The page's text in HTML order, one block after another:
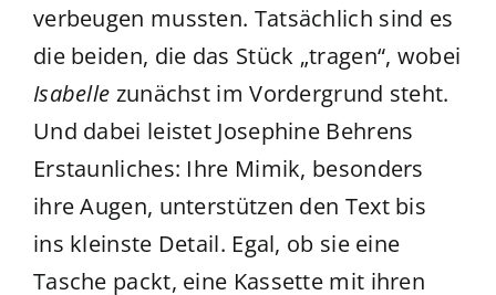
verbeugen mussten. Tatsächlich sind es
die beiden, die das Stück „tragen“, wobei
Isabelle zunächst im Vordergrund steht.
Und dabei leistet Josephine Behrens
Erstaunliches: Ihre Mimik, besonders
ihre Augen, unterstützen den Text bis
ins kleinste Detail. Egal, ob sie eine
Tasche packt, eine Kassette mit ihren